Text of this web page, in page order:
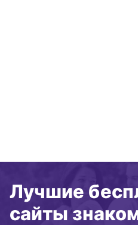
Лучшие
сайты